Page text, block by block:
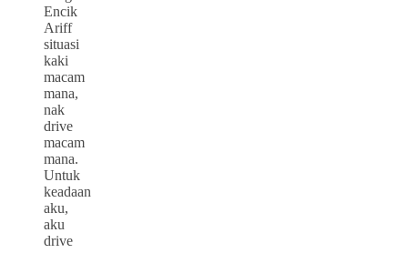
Encik
Ariff
situasi
kaki
macam
mana,
nak
drive
macam
mana.
Untuk
keadaan
aku,
aku
drive